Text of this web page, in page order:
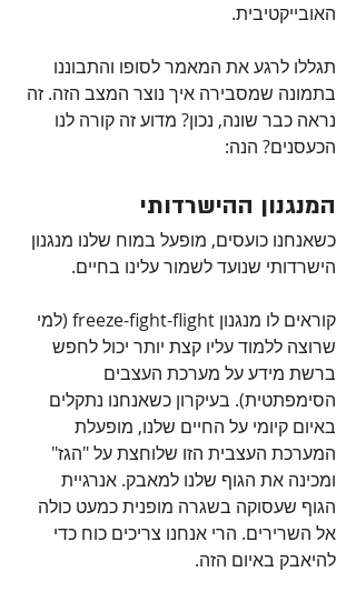
האובייקטיבית.
תגללו לרגע את המאמר לסופו והתבוננו
בתמונה שמסבירה איך נוצר המצב הזה. זה
נראה כבר שונה, נכון? מדוע זה קורה לנו
הכעסנים? הנה:
המנגנון ההישרדותי
כשאנחנו כועסים, מופעל במוח שלנו מנגנון
הישרדותי שנועד לשמור עלינו בחיים.
קוראים לו מנגנון freeze-fight-flight (למי
שרוצה ללמוד עליו קצת יותר יכול לחפש
ברשת מידע על מערכת העצבים
הסימפתטית). בעיקרון כשאנחנו נתקלים
באיום קיומי על החיים שלנו, מופעלת
המערכת העצבית הזו שלוחצת על "הגז"
ומכינה את הגוף שלנו למאבק. אנרגיית
הגוף שעסוקה בשגרה מופנית כמעט כולה
אל השרירים. הרי אנחנו צריכים כוח כדי
להיאבק באיום הזה.